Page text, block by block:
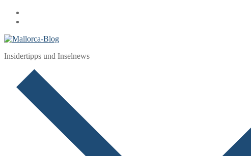
Zum
Inhalt
Menü
Schließen
Insidertipps und Inselnews